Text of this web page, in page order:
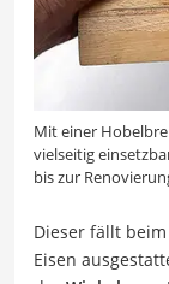
Mit einer
vielseitig
bis zur
Dieser fällt
Eisen